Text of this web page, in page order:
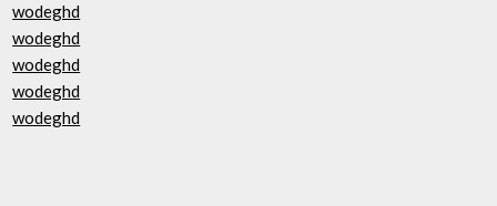
wodeghd
wodeghd
wodeghd
wodeghd
wodeghd